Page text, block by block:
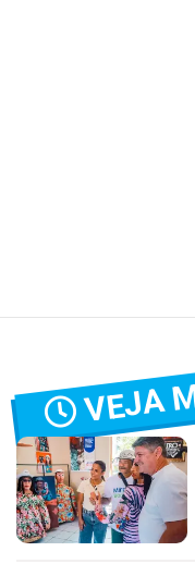
VEJA